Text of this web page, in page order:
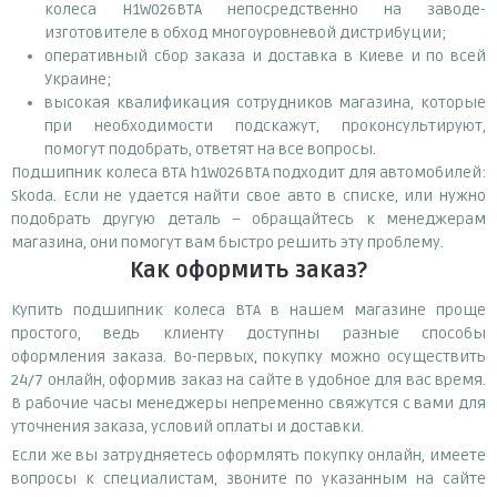
колеса H1W026BTA непосредственно на заводе-
изготовителе в обход многоуровневой дистрибуции;
оперативный сбор заказа и доставка в Киеве и по всей
Украине;
высокая квалификация сотрудников магазина, которые
при необходимости подскажут, проконсультируют,
помогут подобрать, ответят на все вопросы.
Подшипник колеса BTA h1W026BTA подходит для автомобилей:
Skoda. Если не удается найти свое авто в списке, или нужно
подобрать другую деталь – обращайтесь к менеджерам
магазина, они помогут вам быстро решить эту проблему.
Как оформить заказ?
Купить подшипник колеса BTA в нашем магазине проще
простого, ведь клиенту доступны разные способы
оформления заказа. Во-первых, покупку можно осуществить
24/7 онлайн, оформив заказ на сайте в удобное для вас время.
В рабочие часы менеджеры непременно свяжутся с вами для
уточнения заказа, условий оплаты и доставки.
Если же вы затрудняетесь оформлять покупку онлайн, имеете
вопросы к специалистам, звоните по указанным на сайте